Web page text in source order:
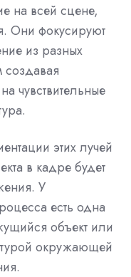
на всей сцене,
Они фокусируют
из разных
создавая
чувствительные
этих лучей
в кадре будет
У
есть одна
объект или
окружающей